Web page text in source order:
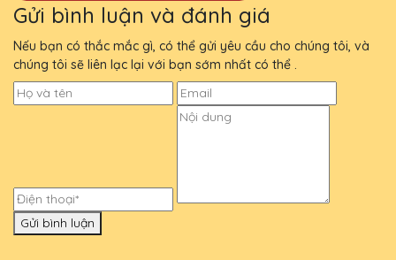
Gửi bình luận và đánh giá
Nếu bạn có thắc mắc gì, có thể gửi yêu cầu cho chúng tôi, và
chúng tôi sẽ liên lạc lại với bạn sớm nhất có thể .
Gửi bình luận